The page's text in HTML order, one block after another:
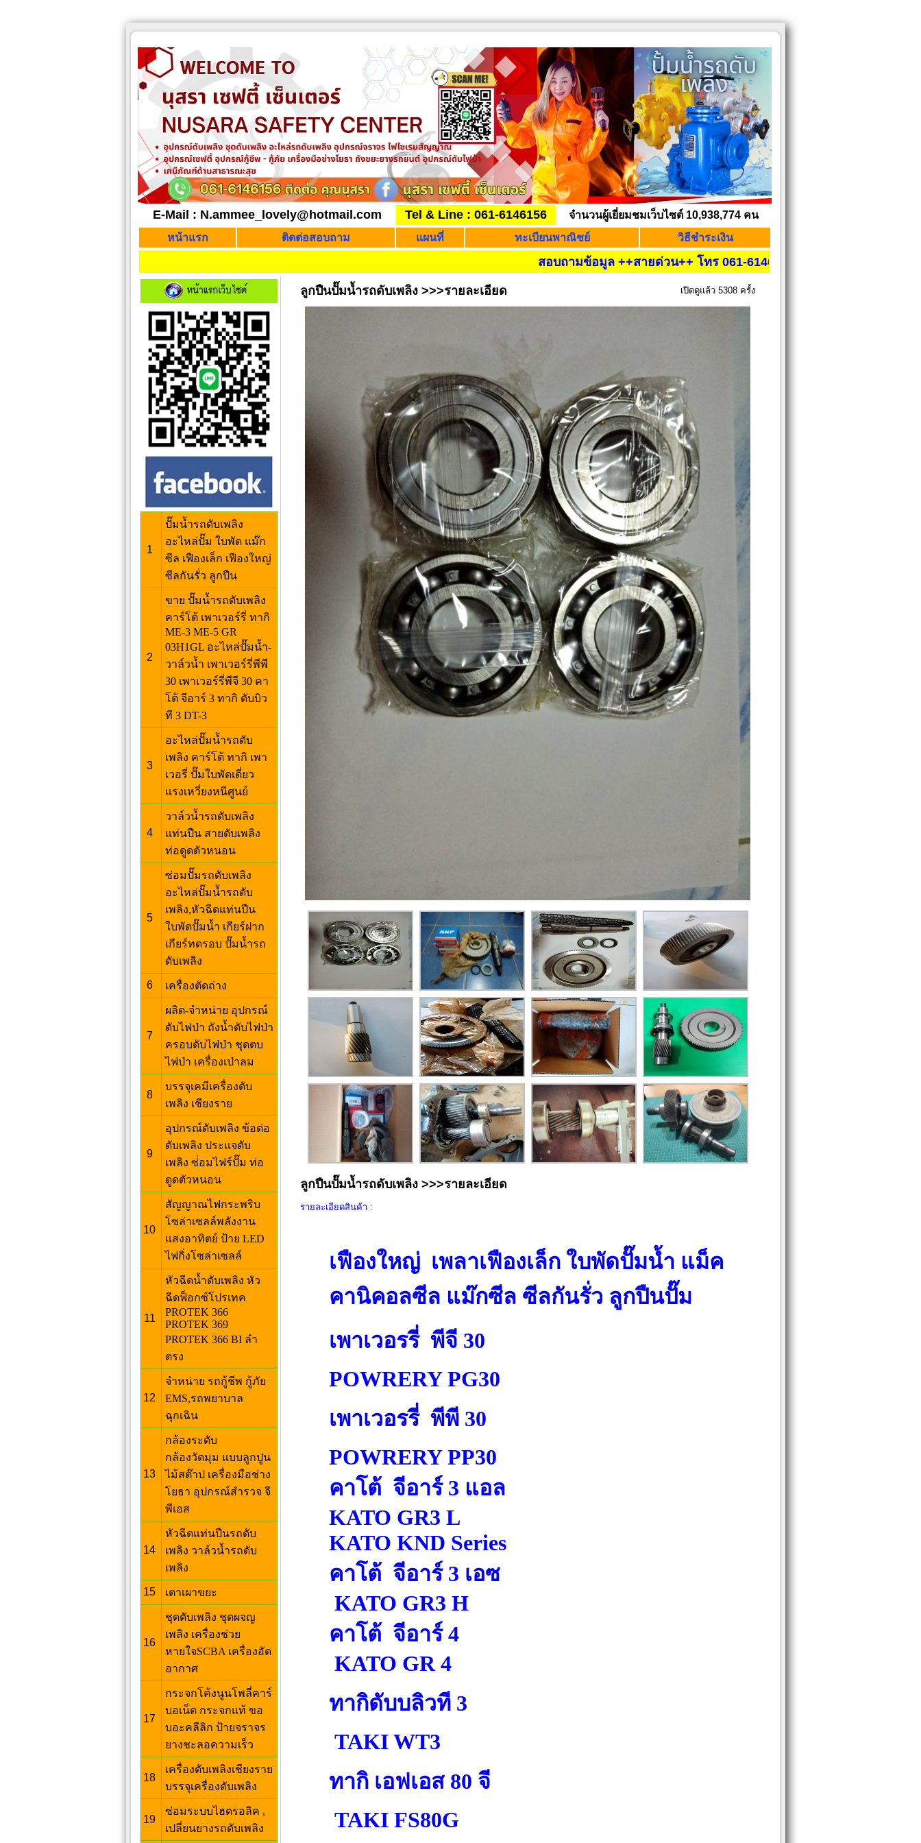
E-Mail : N.ammee_lovely@hotmail.com Tel & Line : 061-6146156
จำนวนผู้เยี่ยมชมเว็บไซต์ 10,938,774 คน
หน้าแรก
ติดต่อสอบถาม แผนที่ ทะเบียนพาณิชย์ วิธีชำระเงิน
สอบถามข้อมูล ++สายด่วน++ โทร 061-6146156 , ID Line: 061-6146156
1
ปั๊มน้ำรถดับเพลิง
อะไหล่ปั๊ม ใบพัด แม๊ก
ซีล เฟืองเล็ก เฟืองใหญ่
ซีลกันรั่ว ลูกปืน
2
ขาย ปั๊มน้ำรถดับเพลิง
คาร์โต้ เพาเวอร์รี่ ทากิ
ME-3 ME-5 GR
03H1GL อะไหล่ปั๊มน้ำ-
วาล์วน้ำ เพาเวอร์รี่พีพี
30 เพาเวอร์รี่พีจี 30 คา
โต้ จีอาร์ 3 ทากิ ดับบิว
ที 3 DT-3
3
อะไหล่ปั๊มน้ำรถดับ
เพลิง คาร์โต้ ทากิ เพา
เวอรี่ ปั๊มใบพัดเดี่ยว
แรงเหวี่ยงหนีศูนย์
4
วาล์วน้ำรถดับเพลิง
แท่นปืน สายดับเพลิง
ท่อดูดตัวหนอน
5
ซ่อมปั๊มรถดับเพลิง
อะไหล่ปั๊มน้ำรถดับ
เพลิง,หัวฉีดแท่นปืน
ใบพัดปั๊มน้ำ เกียร์ฝาก
เกียร์ทดรอบ ปั๊มน้ำรถ
ดับเพลิง
6 เครื่องตัดถ่าง
7
ผลิต-จำหน่าย อุปกรณ์
ดับไฟป่า ถังน้ำดับไฟป่า
ครอบดับไฟป่า ชุดตบ
ไฟป่า เครื่องเป่าลม
8
บรรจุเคมีเครื่องดับ
เพลิง เชียงราย
9
อุปกรณ์ดับเพลิง ข้อต่อ
ดับเพลิง ประแจดับ
เพลิง ซ่่อมไฟร์ปั๊ม ท่อ
ดูดตัวหนอน
10
สัญญาณไฟกระพริบ
โซล่าเซลล์พลังงาน
แสงอาทิตย์ ป้าย LED
ไฟกิ่งโซล่าเซลล์
11
หัวฉีดน้ำดับเพลิง หัว
ฉีดฟ็อกซ์โปรเทค
PROTEK 366
PROTEK 369
PROTEK 366 BI ลำ
ตรง
12
จำหน่าย รถกู้ชีพ กู้ภัย
EMS,รถพยาบาล
ฉุกเฉิน
13
กล้องระดับ
กล้องวัดมุม แบบลูกปูน
ไม้สต๊าป เครื่องมือช่าง
โยธา อุปกรณ์สำรวจ จี
พีเอส
14
หัวฉีดแท่นปืนรถดับ
เพลิง วาล์วน้ำรถดับ
เพลิง
15 เตาเผาขยะ
16
ชุดดับเพลิง ชุดผจญ
เพลิง เครื่องช่วย
หายใจSCBA เครื่องอัด
อากาศ
17
กระจกโค้งนูนโพลี่คาร์
บอเน็ต กระจกแท้ ขอ
บอะคลีลิก ป้ายจราจร
ยางชะลอความเร็ว
18
เครื่องดับเพลิงเชียงราย
บรรจุเครื่องดับเพลิง
19
ซ่อมระบบไฮดรอลิค ,
เปลี่ยนยางรถดับเพลิง
ลูกปืนปั๊มน้ำรถดับเพลิง >>>รายละเอียด เปิดดูแล้ว 5308 ครั้ง
ลูกปืนปั๊มน้ำรถดับเพลิง >>>รายละเอียด
รายละเอียดสินค้า :
เฟืองใหญ่ เพลาเฟืองเล็ก ใบพัดปั๊มน้ำ แม็ค
คานิคอลซีล แม๊กซีล ซีลกันรั่ว ลูกปืนปั๊ม
เพาเวอรรี่ พีจี 30
POWRERY PG30
เพาเวอรรี่ พีพี 30
POWRERY PP30
คาโต้ จีอาร์ 3 แอล
KATO GR3 L
KATO KND Series
คาโต้ จีอาร์ 3 เอซ
KATO GR3 H
คาโต้ จีอาร์ 4
KATO GR 4
ทากิดับบลิวที 3
TAKI WT3
ทากิ เอฟเอส 80 จี
TAKI FS80G